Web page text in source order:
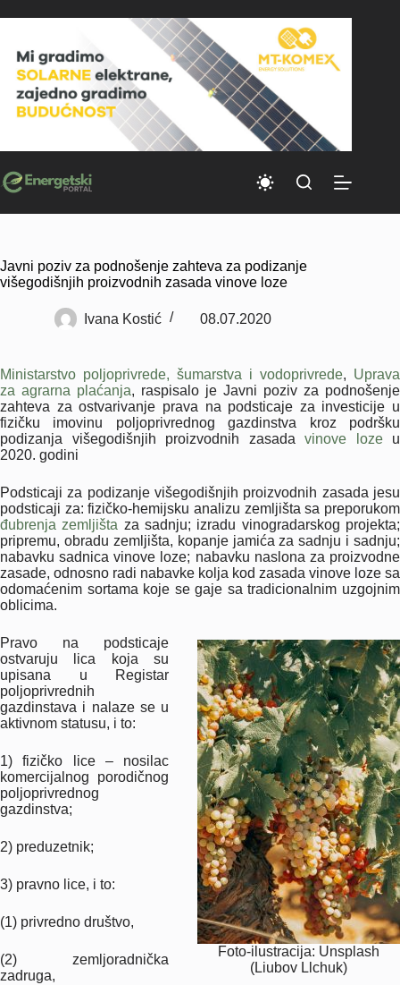
to
Javni poziv za podnošenje zahteva za podizanje
višegodišnjih proizvodnih zasada vinove loze
Ivana Kostić 08.07.2020
Ministarstvo poljoprivrede, šumarstva i vodoprivrede, Uprava
za agrarna plaćanja, raspisalo je Javni poziv za podnošenje
zahteva za ostvarivanje prava na podsticaje za investicije u
fizičku imovinu poljoprivrednog gazdinstva kroz podršku
podizanja višegodišnjih proizvodnih zasada vinove lozeu
2020. godini
Podsticaji za podizanje višegodišnjih proizvodnih zasada jesu
podsticaji za: fizičko-hemijsku analizu zemljišta sa preporukom
đubrenja zemljišta za sadnju; izradu vinogradarskog projekta;
pripremu, obradu zemljišta, kopanje jamića za sadnju i sadnju;
nabavku sadnica vinove loze; nabavku naslona za proizvodne
zasade, odnosno radi nabavke kolja kod zasada vinove loze sa
odomaćenim sortama koje se gaje sa tradicionalnim uzgojnim
oblicima.
Foto-ilustracija: Unsplash
(Liubov Llchuk)
Pravo na podsticaje
ostvaruju lica koja su
upisana u Registar
poljoprivrednih
gazdinstava i nalaze se u
aktivnom statusu, i to:
1) fizičko lice – nosilac
komercijalnog porodičnog
poljoprivrednog
gazdinstva;
2) preduzetnik;
3) pravno lice, i to:
(1) privredno društvo,
(2) zemljoradnička
zadruga,